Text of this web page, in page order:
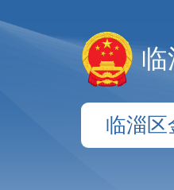
临
临淄区